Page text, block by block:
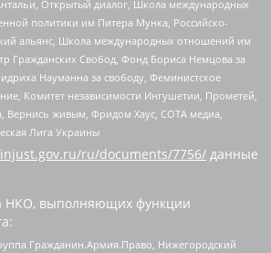
Открытый диалог, Школа международных
политики им Питера Мунка, Российско-
альянс, Школа международных отношений им
Гражданских Свобод, Фонд Бориса Немцова за
Науманна за свободу, Феминистское
Комитет независимости Ингушетии, Прометей,
Вернись живым, Фридом Хаус, СОТА медиа,
Лига Украины
ru/documents/7756/ данные
НКО, выполняющих функции
Гражданин.Армия.Право, Нижегородский